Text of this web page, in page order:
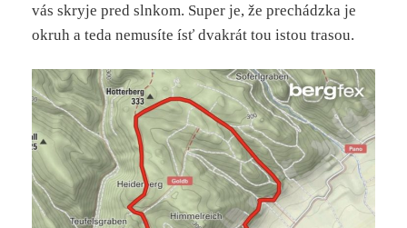
vás skryje pred slnkom. Super je, že prechádzka je
okruh a teda nemusíte ísť dvakrát tou istou trasou.